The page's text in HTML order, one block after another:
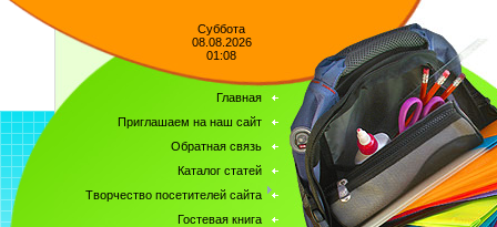
Суббота
08.08.2026
01:08
Главная
Приглашаем на наш сайт
Обратная связь
Каталог статей
Творчество посетителей сайта
Гостевая книга